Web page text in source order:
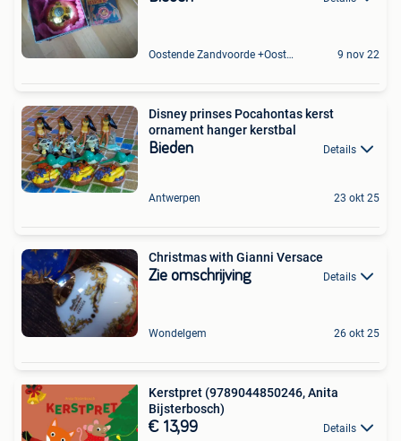
Oostende Zandvoorde +Oostende 9 nov 22
Disney prinses Pocahontas kerst
ornament hanger kerstbal
Bieden Details
Antwerpen 23 okt 25
Christmas with Gianni Versace
Zie omschrijving Details
Wondelgem 26 okt 25
Kerstpret (9789044850246, Anita
Bijsterbosch)
€ 13,99 Details